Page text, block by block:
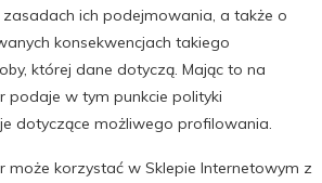
ich podejmowania, a także o
konsekwencjach takiego
której dane dotyczą. Mając to na
podaje w tym punkcie polityki
dotyczące możliwego profilowania.
korzystać w Sklepie Internetowym z